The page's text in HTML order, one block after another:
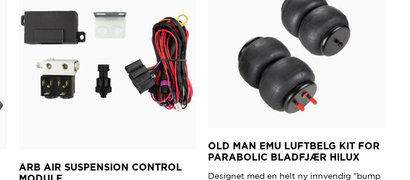
ARB AIR SUSPENSION CONTROL
OLD MAN EMU LUFTBELG KIT FOR
PARABOLIC BLADFJÆR HILUX
Designet med en helt ny innvendig "bump